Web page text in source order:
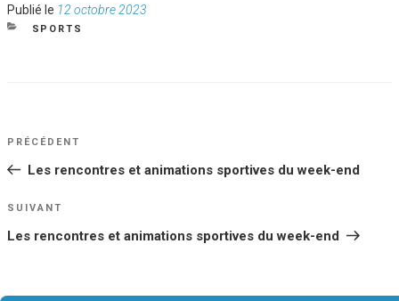
Publié le Publié
le
12 octobre 2023
CATÉGORIES
SPORTS
NAVIGATION
DE
Article
PRÉCÉDENT
Les rencontres et animations sportives du week-end
Article
SUIVANT
Les rencontres et animations sportives du week-end